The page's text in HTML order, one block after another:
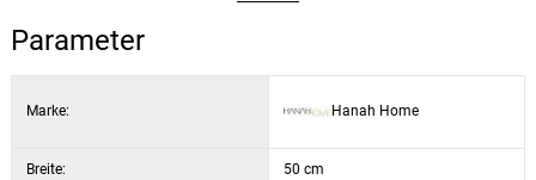
Stil: modern, industriell
Eleganz.
Parameter
Marke: Hanah Home
Breite: 50 cm